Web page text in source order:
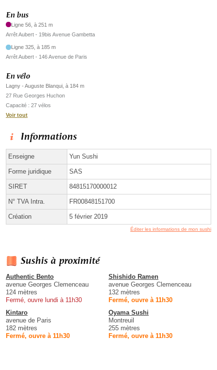
En bus
Ligne 56, à 251 m
Arrêt Aubert - 19bis Avenue Gambetta
Ligne 325, à 185 m
Arrêt Aubert - 146 Avenue de Paris
En vélo
Lagny - Auguste Blanqui, à 184 m
27 Rue Georges Huchon
Capacité : 27 vélos
Voir tout
Informations
Enseigne Yun Sushi
Forme juridique SAS
SIRET 84815170000012
N° TVA Intra. FR00848151700
Création 5 février 2019
Éditer les informations de mon sushi
Sushis à proximité
Authentic Bento
avenue Georges Clemenceau
124 mètres
Fermé, ouvre lundi à 11h30
Shishido Ramen
avenue Georges Clemenceau
132 mètres
Fermé, ouvre à 11h30
Kintaro
avenue de Paris
182 mètres
Fermé, ouvre à 11h30
Oyama Sushi
Montreuil
255 mètres
Fermé, ouvre à 11h30